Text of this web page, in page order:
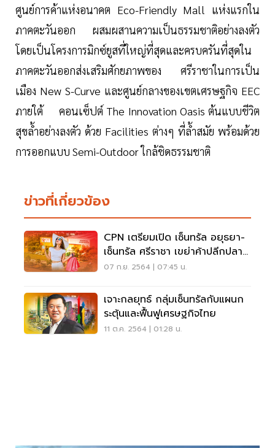
ศูนย์การค้าแห่งอนาคต Eco-Friendly Mall แห่งแรกใน
ภาคตะวันออก ผสมผสานความเป็นธรรมชาติอย่างลงตัว
โดยเป็นโครงการมิกซ์ยูสที่ใหญ่ที่สุดและครบครันที่สุดใน
ภาคตะวันออกส่งเสริมศักยภาพของ ศรีราชาในการเป็น
เมือง New S-Curve และศูนย์กลางของเขตเศรษฐกิจ EEC
ภายใต้ คอนเซ็ปต์ The Innovation Oasis ต้นแบบชีวิต
สุขล้ำอย่างลงตัว ด้วย Facilities ต่างๆ ที่ล้ำสมัย พร้อมด้วย
การออกแบบ Semi-Outdoor ใกล้ชิดธรรมชาติ
ข่าวที่เกี่ยวข้อง
CPN เตรียมเปิด เซ็นทรัล อยุธยา-
เซ็นทรัล ศรีราชา เขย่าค้าปลีกปลาย
ปี
07 ก.ย. 2564 | 07:45 น.
เจาะกลยุทธ์ กลุ่มเซ็นทรัลกับแผนก
ระตุ้นและฟื้นฟูเศรษฐกิจไทย
11 ต.ค. 2564 | 01:28 น.